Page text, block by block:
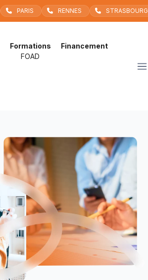
PARIS RENNES STRASBOURG
Formations
FOAD
Financement